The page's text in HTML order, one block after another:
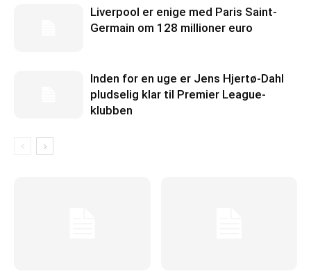
Liverpool er enige med Paris Saint-
Germain om 128 millioner euro
Inden for en uge er Jens Hjertø-Dahl
pludselig klar til Premier League-
klubben